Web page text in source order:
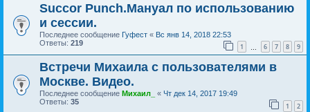
Succor Punch.Мануал по использованию
и сессии.
Последнее сообщение Гуфест « Вс янв 14, 2018 22:53
Ответы: 219 1 6 7 8 9
Встречи Михаила с пользователями в
Москве. Видео.
Последнее сообщение Михаил_ « Чт дек 14, 2017 19:49
Ответы: 35 1 2